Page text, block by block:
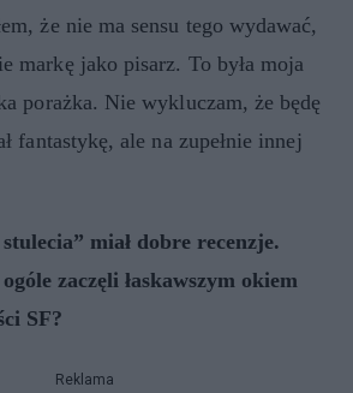
że nie ma sensu tego wydawać,
markę jako pisarz. To była moja
porażka. Nie wykluczam, że będę
fantastykę, ale na zupełnie innej
miał dobre recenzje.
zaczęli łaskawszym okiem
SF?
Reklama